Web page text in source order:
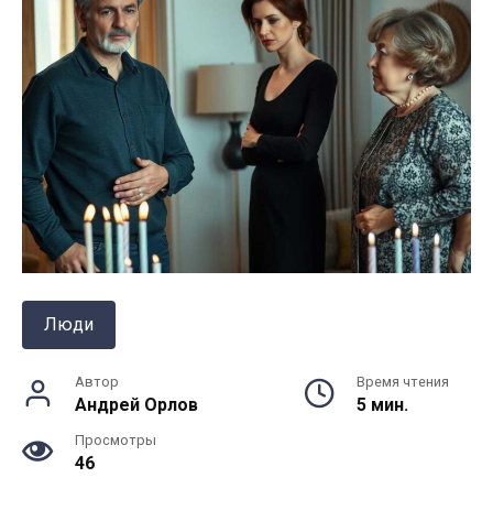
Люди
Автор
Андрей Орлов
Время чтения
5 мин.
Просмотры
46